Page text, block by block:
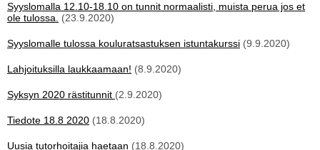
Syyslomalla 12.10-18.10 on tunnit normaalisti, muista perua jos et
ole tulossa.
(23.9.2020)
Syyslomalle tulossa kouluratsastuksen istuntakurssi (9.9.2020)
Lahjoituksilla laukkaamaan! (8.9.2020)
Syksyn 2020 rästitunnit (2.9.2020)
Tiedote 18.8 2020 (18.8.2020)
Uusia tutorhoitajia haetaan (18.8.2020)